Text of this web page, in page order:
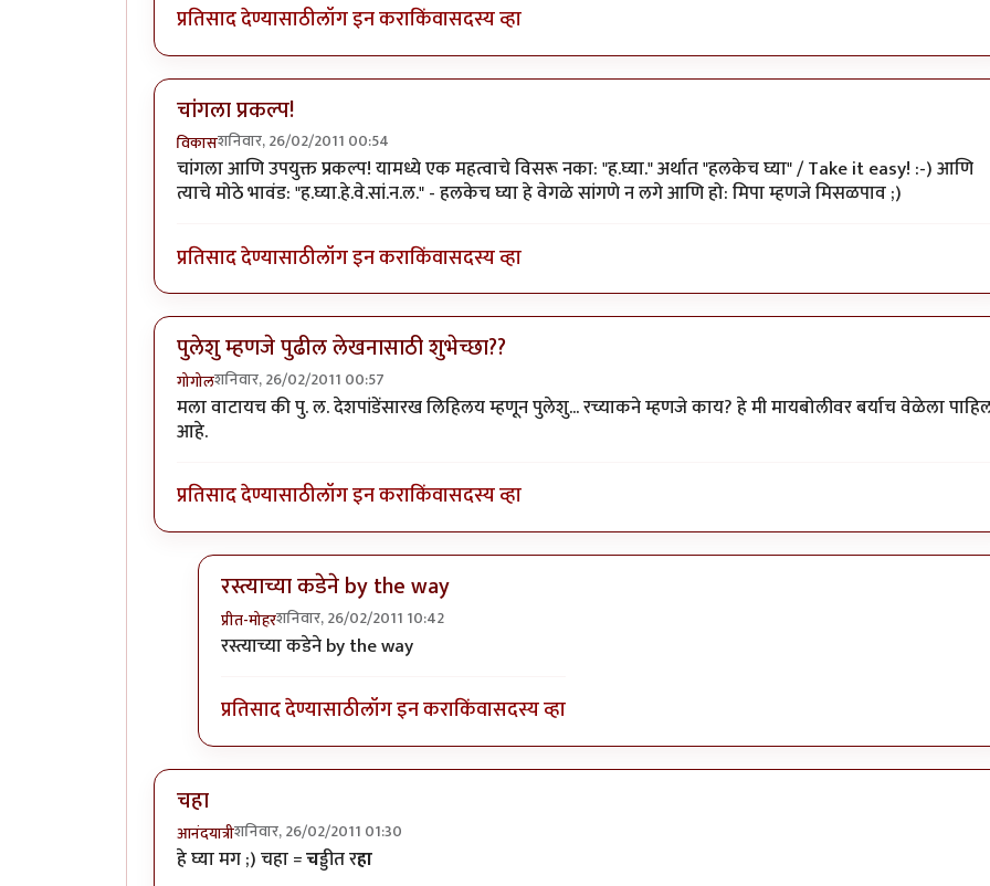
प्रतिसाद देण्यासाठीलॉग इन कराकिंवासदस्य व्हा
चांगला प्रकल्प!
विकासशनिवार, 26/02/2011 00:54
चांगला आणि उपयुक्त प्रकल्प! यामध्ये एक महत्वाचे विसरू नका: "ह.घ्या." अर्थात "हलकेच घ्या" / Take it easy! :-) आणि
त्याचे मोठे भावंड: "ह.घ्या.हे.वे.सां.न.ल." - हलकेच घ्या हे वेगळे सांगणे न लगे आणि हो: मिपा म्हणजे मिसळपाव ;)
प्रतिसाद देण्यासाठीलॉग इन कराकिंवासदस्य व्हा
पुलेशु म्हणजे पुढील लेखनासाठी शुभेच्छा??
गोगोलशनिवार, 26/02/2011 00:57
मला वाटायच की पु. ल. देशपांडेंसारख लिहिलय म्हणून पुलेशु... रच्याकने म्हणजे काय? हे मी मायबोलीवर बर्याच वेळेला
आहे.
प्रतिसाद देण्यासाठीलॉग इन कराकिंवासदस्य व्हा
रस्त्याच्या कडेने by the way
प्रीत-मोहरशनिवार, 26/02/2011 10:42
In reply toपुलेशु म्हणजे पुढील लेखनासाठी शुभेच्छा??
रस्त्याच्या कडेने by the way
प्रतिसाद देण्यासाठीलॉग इन कराकिंवासदस्य व्हा
चहा
आनंदयात्रीशनिवार, 26/02/2011 01:30
हे घ्या मग ;) चहा =चड्डीत रहा